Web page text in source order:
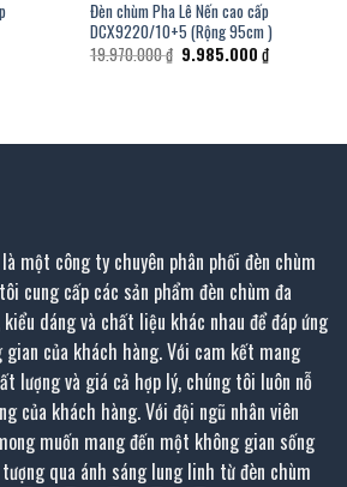
Đèn chùm Pha Lê Nến cao cấp
DCX9220/10+5 (Rộng 95cm )
19.970.000₫ Giá
gốc
9.985.000 ₫Giá
hiện
một công ty chuyên phân phối đèn chùm
cung cấp các sản phẩm đèn chùm đa
dáng và chất liệu khác nhau để đáp ứng
của khách hàng. Với cam kết mang
lượng và giá cả hợp lý, chúng tôi luôn nỗ
của khách hàng. Với đội ngũ nhân viên
muốn mang đến một không gian sống
qua ánh sáng lung linh từ đèn chùm